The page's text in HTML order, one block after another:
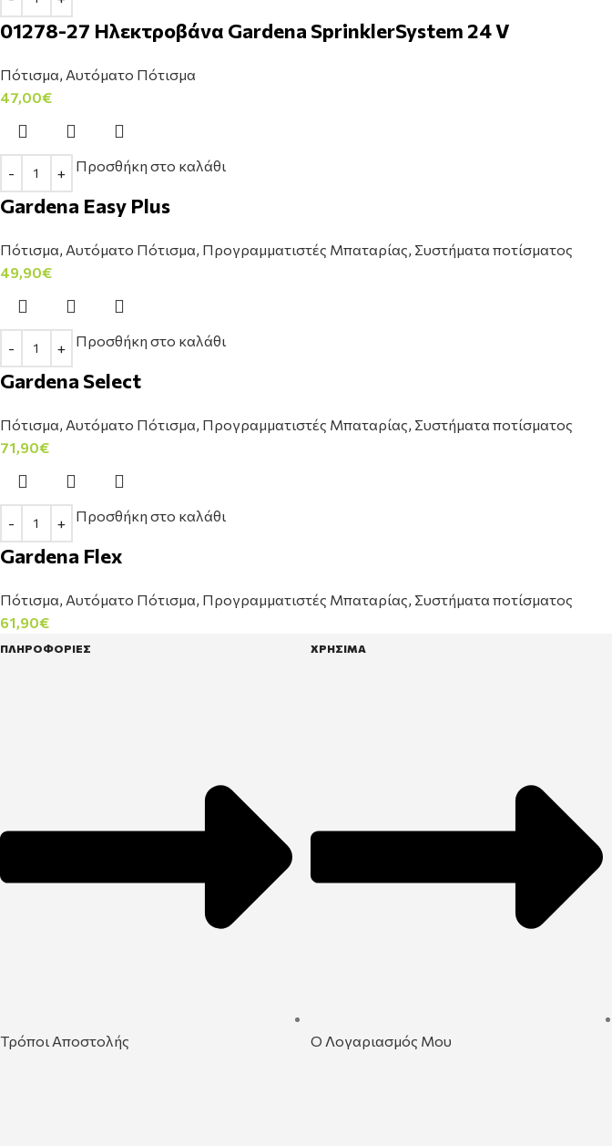
01278-27 Ηλεκτροβάνα Gardena SprinklerSystem 24 V
Πότισμα, Αυτόματο Πότισμα
47,00€
Προσθήκη στο καλάθι
Gardena Easy Plus
Πότισμα, Αυτόματο Πότισμα, Προγραμματιστές Μπαταρίας, Συστήματα ποτίσματος
49,90€
Προσθήκη στο καλάθι
Gardena Select
Πότισμα, Αυτόματο Πότισμα, Προγραμματιστές Μπαταρίας, Συστήματα ποτίσματος
71,90€
Προσθήκη στο καλάθι
Gardena Flex
Πότισμα, Αυτόματο Πότισμα, Προγραμματιστές Μπαταρίας, Συστήματα ποτίσματος
61,90€
ΠΛΗΡΟΦΟΡΙΕΣ
Τρόποι Αποστολής
ΧΡΗΣΙΜΑ
Ο Λογαριασμός Μου